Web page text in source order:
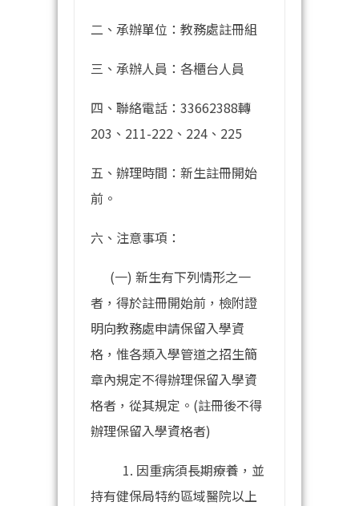
二、承辦單位：教務處註冊組
三、承辦人員：各櫃台人員
四、聯絡電話：33662388轉
203、211-222、224、225
五、辦理時間：新生註冊開始
前。
六、注意事項：
(一) 新生有下列情形之一
者，得於註冊開始前，檢附證
明向教務處申請保留入學資
格，惟各類入學管道之招生簡
章內規定不得辦理保留入學資
格者，從其規定。(註冊後不得
辦理保留入學資格者)
1. 因重病須長期療養，並
持有健保局特約區域醫院以上